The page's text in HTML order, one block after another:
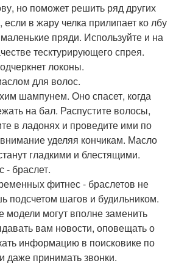
но поможет решить ряд других
в жару челка прилипает ко лбу
пряди. Используйте и на
тесктурирующего спрея.
локоны.
для волос.
шампунем. Оно спасет, когда
на бал. Распустите волосы,
в ладонях и проведите ими по
уделяя кончикам. Масло
гладкими и блестящими.
- браслет.
фитнес - браслетов не
подсчетом шагов и будильником.
могут вполне заменить
вам новости, оповещать о
информацию в поисковике по
даже принимать звонки.